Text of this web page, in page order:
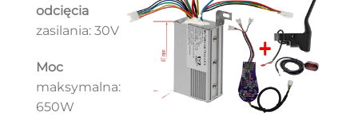
odcięcia
zasilania: 30V
Moc
maksymalna:
650W